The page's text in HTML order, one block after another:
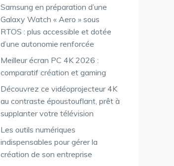
Samsung en préparation d’une
Galaxy Watch « Aero » sous
RTOS : plus accessible et dotée
d’une autonomie renforcée
Meilleur écran PC 4K 2026 :
comparatif création et gaming
Découvrez ce vidéoprojecteur 4K
au contraste époustouflant, prêt à
supplanter votre télévision
Les outils numériques
indispensables pour gérer la
création de son entreprise